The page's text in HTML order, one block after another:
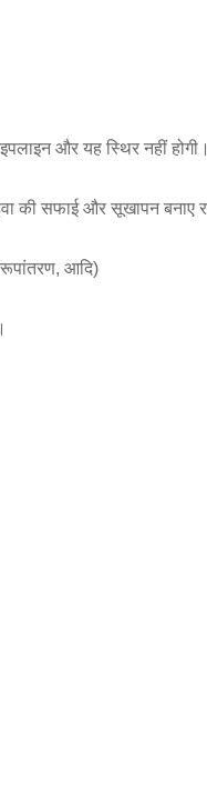
और यह स्थिर नहीं होगी।
की सफाई और सूखापन
रूपांतरण, आदि)